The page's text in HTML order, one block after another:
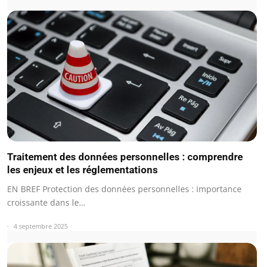
Traitement des données personnelles : comprendre
les enjeux et les réglementations
EN BREF Protection des données personnelles : importance
croissante dans le…
4 septembre 2025